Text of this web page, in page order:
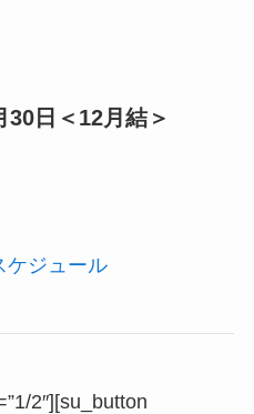
日＜12月結＞
ケジュール
2″][su_button